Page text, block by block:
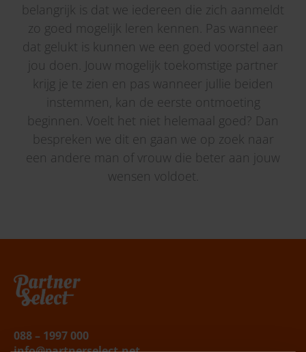
belangrijk is dat we iedereen die zich aanmeldt
zo goed mogelijk leren kennen. Pas wanneer
dat gelukt is kunnen we een goed voorstel aan
jou doen. Jouw mogelijk toekomstige partner
krijg je te zien en pas wanneer jullie beiden
instemmen, kan de eerste ontmoeting
beginnen. Voelt het niet helemaal goed? Dan
bespreken we dit en gaan we op zoek naar
een andere man of vrouw die beter aan jouw
wensen voldoet.
088 – 1997 000